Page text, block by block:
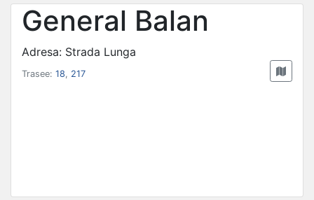
General Balan
Adresa: Strada Lunga
Trasee: 18, 217